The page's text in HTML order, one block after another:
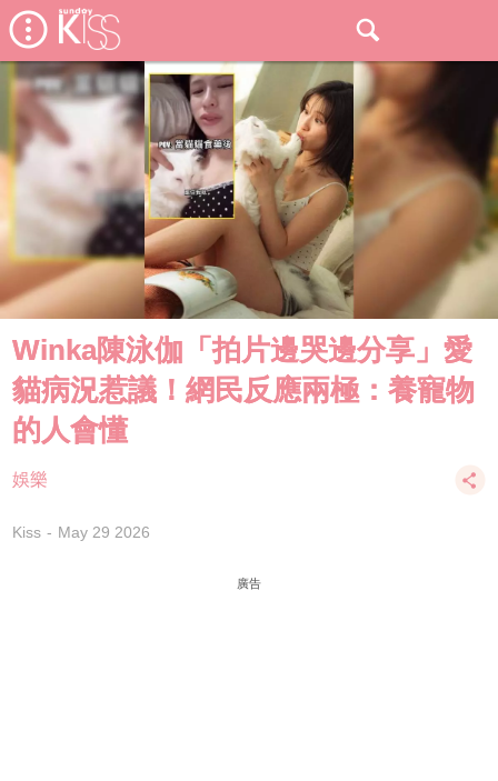
Winka陳泳伽「拍片邊哭邊分享」愛
貓病況惹議！網民反應兩極：養寵物
的人會懂
娛樂
Kiss May 29 2026
廣告